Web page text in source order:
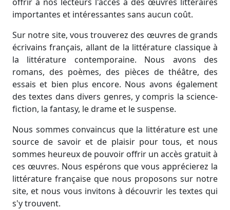
importantes et intéressantes sans aucun coût.
Sur notre site, vous trouverez des œuvres de grands
écrivains français, allant de la littérature classique à
la littérature contemporaine. Nous avons des
romans, des poèmes, des pièces de théâtre, des
essais et bien plus encore. Nous avons également
des textes dans divers genres, y compris la science-
fiction, la fantasy, le drame et le suspense.
Nous sommes convaincus que la littérature est une
source de savoir et de plaisir pour tous, et nous
sommes heureux de pouvoir offrir un accès gratuit à
ces œuvres. Nous espérons que vous apprécierez la
littérature française que nous proposons sur notre
site, et nous vous invitons à découvrir les textes qui
s'y trouvent.